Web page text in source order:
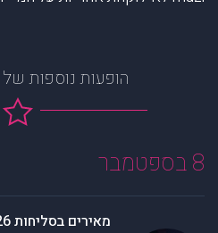
הופעות נוספות
8 בספטמבר
מאירים בסליחות 2026